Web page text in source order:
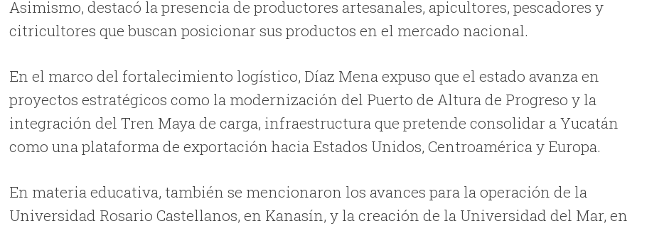
Asimismo, destacó la presencia de productores artesanales, apicultores, pescadores y
citricultores que buscan posicionar sus productos en el mercado nacional.
En el marco del fortalecimiento logístico, Díaz Mena expuso que el estado avanza en
proyectos estratégicos como la modernización del Puerto de Altura de Progreso y la
integración del Tren Maya de carga, infraestructura que pretende consolidar a Yucatán
como una plataforma de exportación hacia Estados Unidos, Centroamérica y Europa.
En materia educativa, también se mencionaron los avances para la operación de la
Universidad Rosario Castellanos, en Kanasín, y la creación de la Universidad del Mar, en